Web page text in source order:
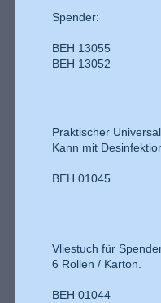
Spender:
BEH 13055 1
BEH 13052
Praktischer
Kann mit
BEH 01045 1
Vliestuch für
6 Rollen / Karton.
BEH 01044 1